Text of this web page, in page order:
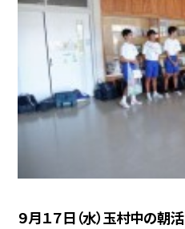
９月１７日（水）玉村中の朝活